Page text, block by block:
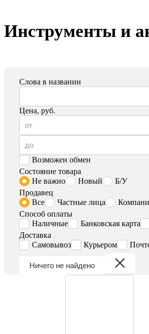
Инструменты и
Слова в названии
Цена, руб.
Возможен обмен
Состояние товара
Не важно
Новый
Б/У
Продавец
Все
Частные лица
Способ оплаты
Наличные
Банковская карта
Доставка
Самовывоз
Курьером
Ничего не найдено